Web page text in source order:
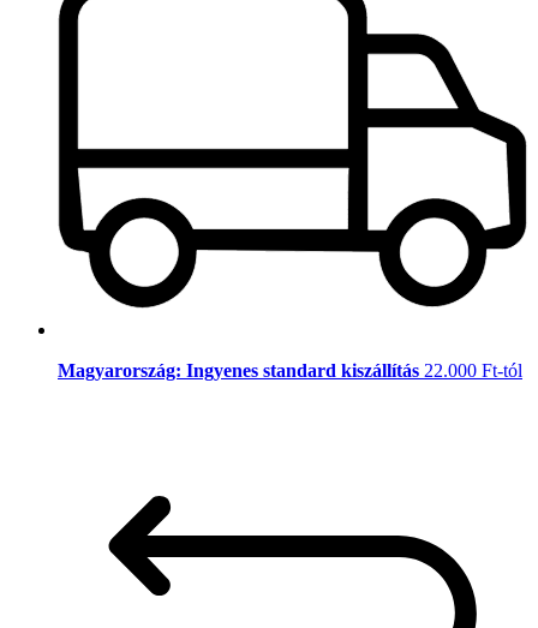
Magyarország: Ingyenes standard kiszállítás 22.000 Ft-tól